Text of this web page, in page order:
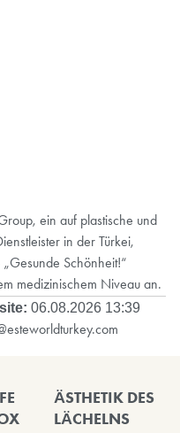
ein auf plastische und
in der Türkei,
Schönheit!“
medizinischem Niveau an.
06.08.2026 13:39
ÄSTHETIK DES
LÄCHELNS